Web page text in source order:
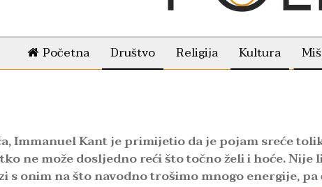
Početna Društvo Religija Kultura
Immanuel Kant je primijetio da je pojam sreće
ne može dosljedno reći što točno želi i hoće.
s onim na što navodno trošimo mnogo energije, pa